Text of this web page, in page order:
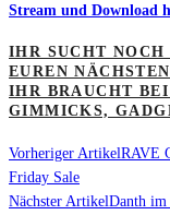
Stream und Download
IHR SUCHT NOCH
EUREN
IHR BRAUCHT
GIMMICKS,
Vorheriger ArtikelRAVE
Friday Sale
Nächster ArtikelDanth im